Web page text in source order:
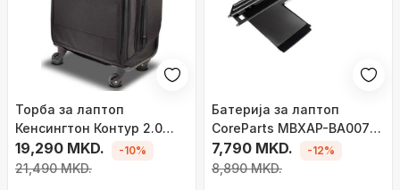
Торба за лаптоп
Кенсингтон Контур 2.0
Про Спинер, 17\", со
тркала, црна
19,290 MKD.
21,490 MKD.
-10%
Батерија за лаптоп
CoreParts MBXAP-BA0072,
за MacBook Air 13" A1932,
црна
7,790 MKD.
8,890 MKD.
-12%